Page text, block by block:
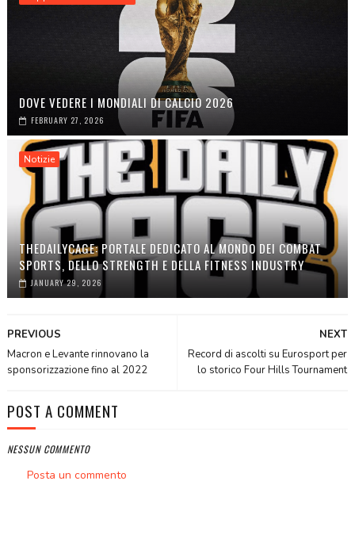
DOVE VEDERE I MONDIALI DI CALCIO 2026
FEBRUARY 27, 2026
Notizie
THEDAILYCAGE: PORTALE DEDICATO AL MONDO DEI COMBAT
SPORTS, DELLO STRENGTH E DELLA FITNESS INDUSTRY
JANUARY 29, 2026
NEXT
Record di ascolti su Eurosport per
lo storico Four Hills Tournament
PREVIOUS
Macron e Levante rinnovano la
sponsorizzazione fino al 2022
POST A COMMENT
NESSUN COMMENTO
Posta un commento